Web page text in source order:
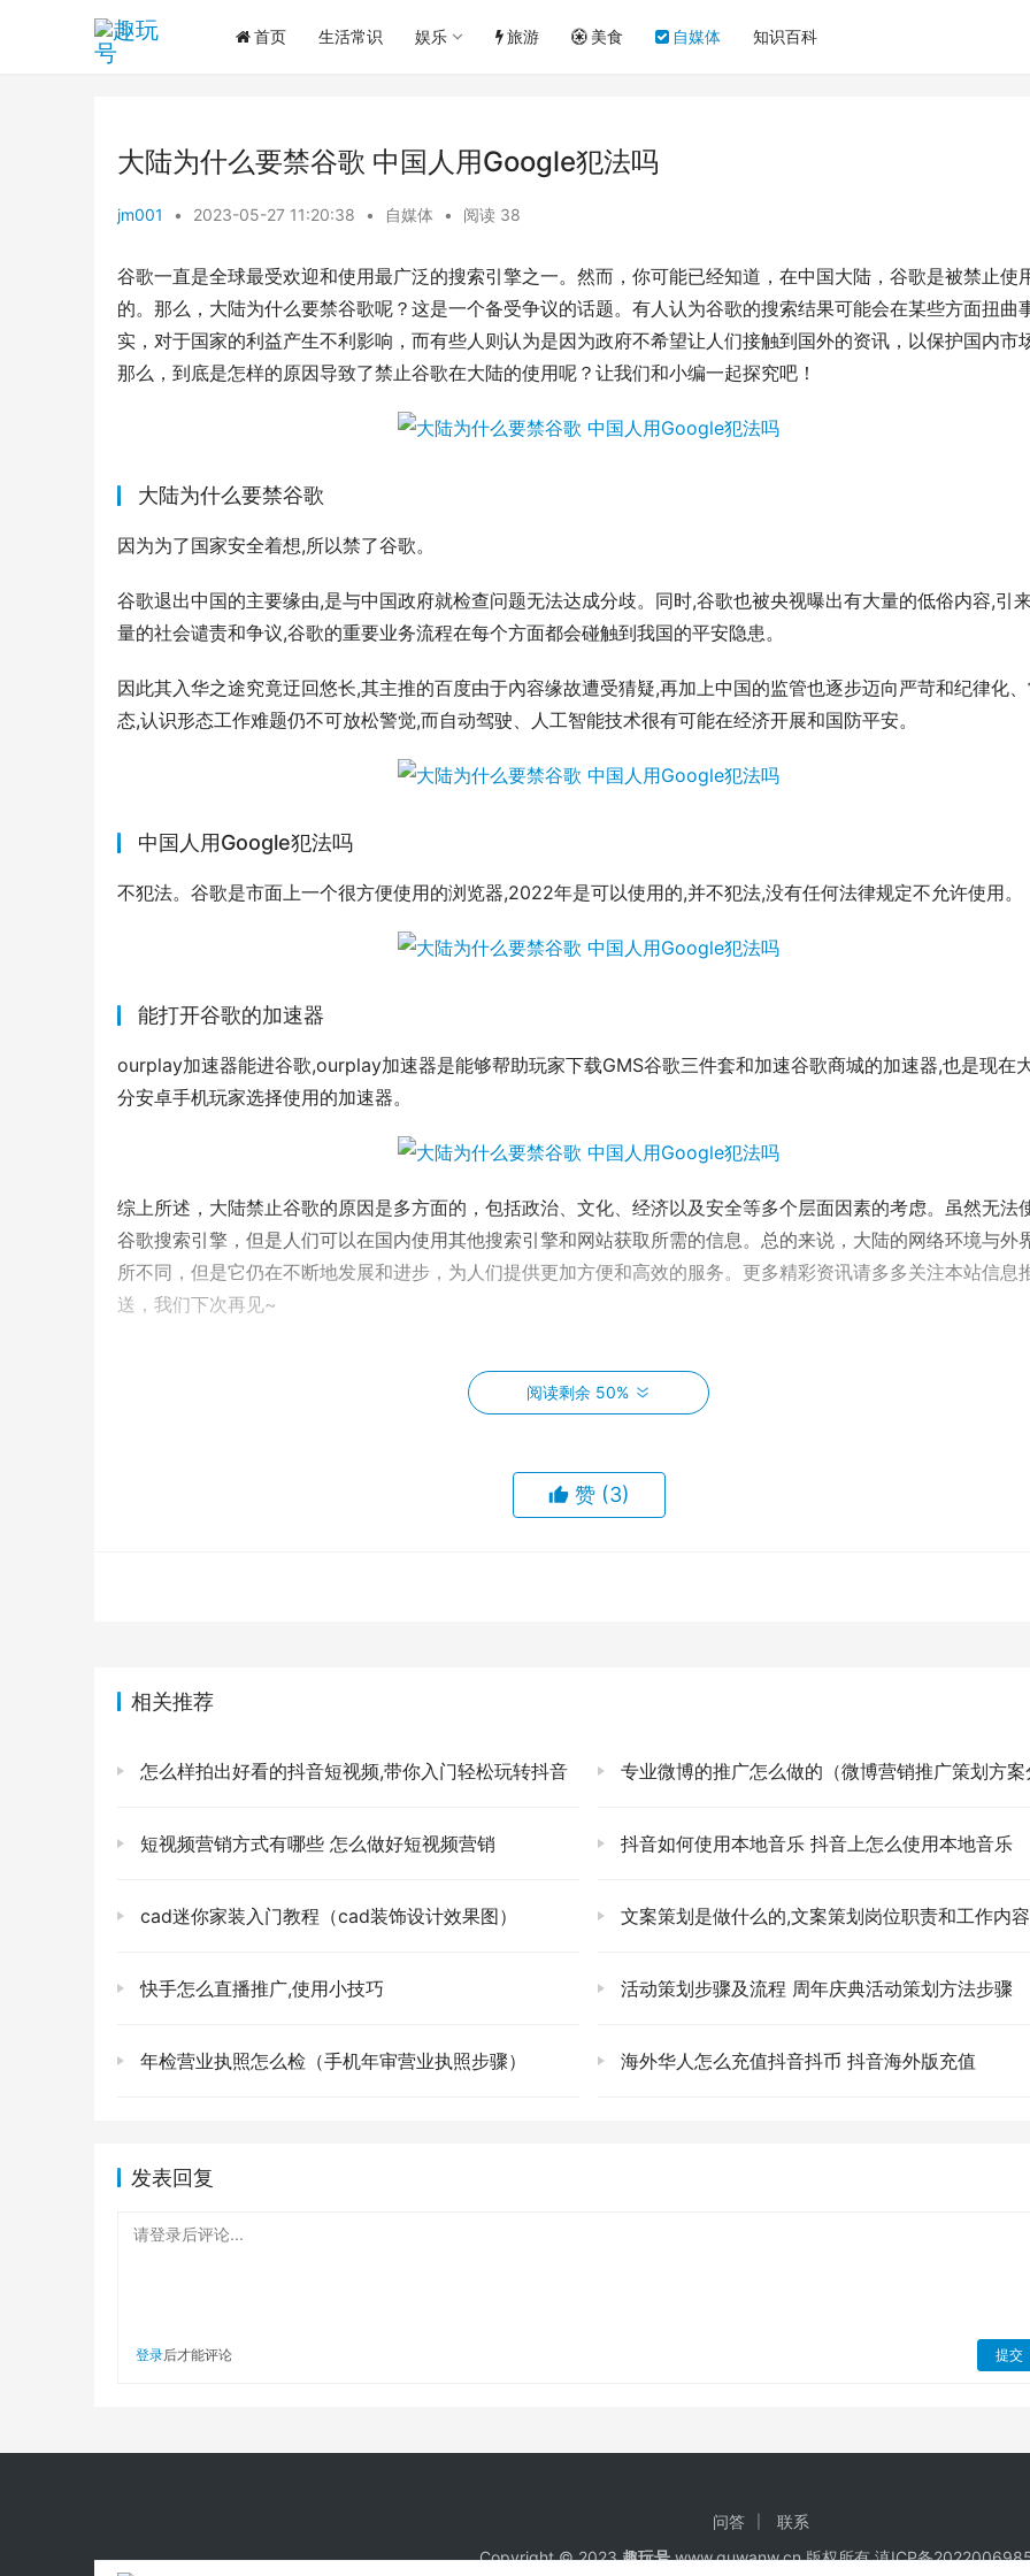
首页 生活常识 娱乐 旅游 美食 自媒体 知识百科
大陆为什么要禁谷歌 中国人用Google犯法吗
jm001 • 2023-05-27 11:20:38 • 自媒体 • 阅读 38
谷歌一直是全球最受欢迎和使用最广泛的搜索引擎之一。然而，你可能已经知道，在中国大陆，谷歌是被禁止使
的。那么，大陆为什么要禁谷歌呢？这是一个备受争议的话题。有人认为谷歌的搜索结果可能会在某些方面扭曲
实，对于国家的利益产生不利影响，而有些人则认为是因为政府不希望让人们接触到国外的资讯，以保护国内市
那么，到底是怎样的原因导致了禁止谷歌在大陆的使用呢？让我们和小编一起探究吧！
大陆为什么要禁谷歌
因为为了国家安全着想,所以禁了谷歌。
谷歌退出中国的主要缘由,是与中国政府就检查问题无法达成分歧。同时,谷歌也被央视曝出有大量的低俗内容,引
量的社会谴责和争议,谷歌的重要业务流程在每个方面都会碰触到我国的平安隐患。
因此其入华之途究竟迂回悠长,其主推的百度由于內容缘故遭受猜疑,再加上中国的监管也逐步迈向严苛和纪律化
态,认识形态工作难题仍不可放松警觉,而自动驾驶、人工智能技术很有可能在经济开展和国防平安。
中国人用Google犯法吗
不犯法。谷歌是市面上一个很方便使用的浏览器,2022年是可以使用的,并不犯法,没有任何法律规定不允许使用。
能打开谷歌的加速器
ourplay加速器能进谷歌,ourplay加速器是能够帮助玩家下载GMS谷歌三件套和加速谷歌商城的加速器,也是现在
分安卓手机玩家选择使用的加速器。
综上所述，大陆禁止谷歌的原因是多方面的，包括政治、文化、经济以及安全等多个层面因素的考虑。虽然无法
谷歌搜索引擎，但是人们可以在国内使用其他搜索引擎和网站获取所需的信息。总的来说，大陆的网络环境与外
所不同，但是它仍在不断地发展和进步，为人们提供更加方便和高效的服务。更多精彩资讯请多多关注本站信息
送，我们下次再见~
阅读剩余 50%
版权声明：本站所有作品（图文、音视频）均由用户自行上传分享，仅供网友学习交流，不声明或保证其内容的正确性，如发
本站有涉嫌抄袭侵权/违法违规的内容。请发送邮件至 1339397536@qq.com 举报，一经查实，本站将立刻删除。
赞 (3)
相关推荐
怎么样拍出好看的抖音短视频,带你入门轻松玩转抖音 专业微博的推广怎么做的（微博营销推广策划方案分
短视频营销方式有哪些 怎么做好短视频营销 抖音如何使用本地音乐 抖音上怎么使用本地音乐
cad迷你家装入门教程（cad装饰设计效果图） 文案策划是做什么的,文案策划岗位职责和工作内容
快手怎么直播推广,使用小技巧 活动策划步骤及流程 周年庆典活动策划方法步骤
年检营业执照怎么检（手机年审营业执照步骤） 海外华人怎么充值抖音抖币 抖音海外版充值
发表回复
请登录后评论...
登录后才能评论 提交
问答
联系
Copyright © 2023趣玩号www.quwanw.cn 版权所有滇ICP备